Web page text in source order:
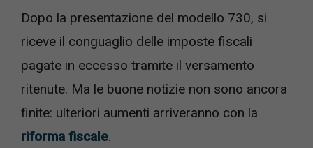
Dopo la presentazione del modello 730, si
riceve il conguaglio delle imposte fiscali
pagate in eccesso tramite il versamento
ritenute. Ma le buone notizie non sono ancora
finite: ulteriori aumenti arriveranno con la
riforma fiscale.